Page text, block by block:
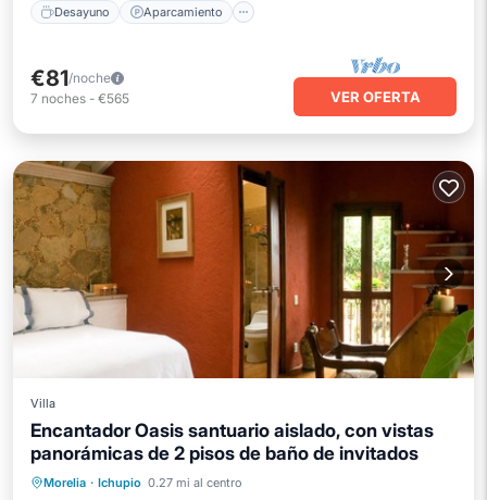
Desayuno Aparcamiento
€81/noche
7 noches - €565 VER OFERTA
Villa
Encantador Oasis santuario aislado, con vistas
panorámicas de 2 pisos de baño de invitados
Morelia · Ichupio 0.27 mi al centro